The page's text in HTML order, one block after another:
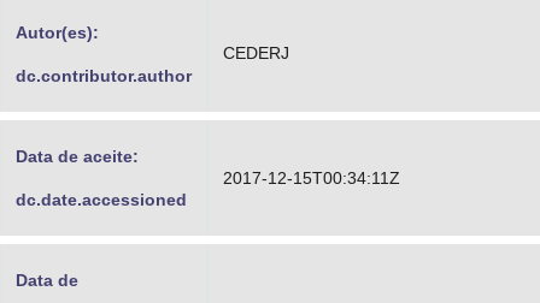
Banco Central do Brasil
Autor(es):
dc.contributor.author
CEDERJ
Data de aceite:
dc.date.accessioned
2017-12-15T00:34:11Z
Data de